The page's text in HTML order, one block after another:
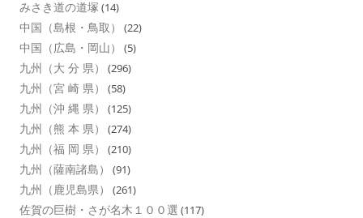
みさき道の道塚 (14)
中国（島根・鳥取） (22)
中国（広島・岡山） (5)
九州（大 分 県） (296)
九州（宮 崎 県） (58)
九州（沖 縄 県） (125)
九州（熊 本 県） (274)
九州（福 岡 県） (210)
九州（薩南諸島） (91)
九州（鹿児島県） (261)
佐賀の巨樹・さが名木１００選 (117)